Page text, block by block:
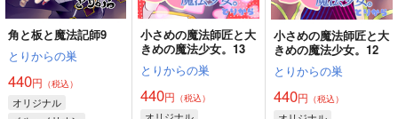
カート カート カート
角と板と魔法記師9
とりからの巣
440円 （税込）
オリジナル
小さめの魔法師匠と大
きめの魔法少女。13
とりからの巣
440円 （税込）
オリジナル
小さめの魔法師匠と大
きめの魔法少女。12
とりからの巣
440円 （税込）